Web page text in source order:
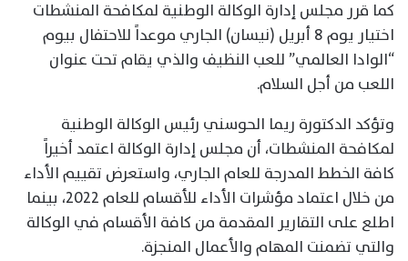
كما قرر مجلس إدارة الوكالة الوطنية لمكافحة المنشطات
اختيار يوم 8 أبريل (نيسان) الجاري موعداً للاحتفال بيوم
“الوادا العالمي” للعب النظيف والذي يقام تحت عنوان
اللعب من أجل السلام.
وتؤكد الدكتورة ريما الحوسني رئيس الوكالة الوطنية
لمكافحة المنشطات، أن مجلس إدارة الوكالة اعتمد أخيراً
كافة الخطط المدرجة للعام الجاري، واستعرض تقييم الأداء
من خلال اعتماد مؤشرات الأداء للأقسام للعام 2022، بينما
اطلع على التقارير المقدمة من كافة الأقسام في الوكالة
والتي تضمنت المهام والأعمال المنجزة.